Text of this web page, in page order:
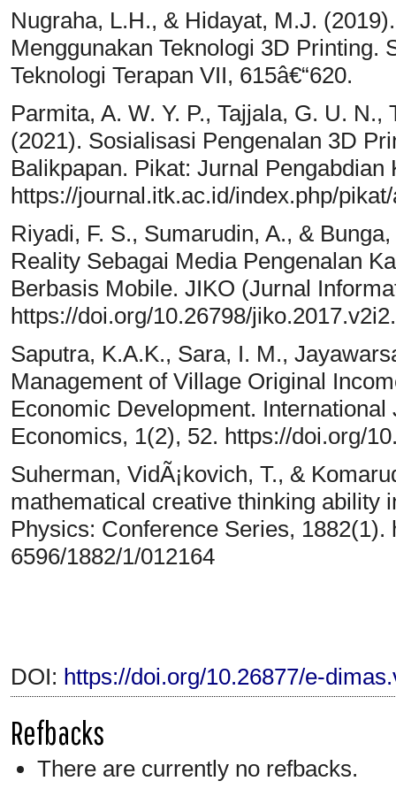
Nugraha, L.H., & Hidayat, M.J.
Menggunakan Teknologi 3D Printing.
Teknologi Terapan VII, 615â€“620.
Parmita, A. W. Y. P., Tajjala, G. U.
(2021). Sosialisasi Pengenalan 3D
Balikpapan. Pikat: Jurnal
https://journal.itk.ac.id/index.php/
Riyadi, F. S., Sumarudin, A., &
Reality Sebagai Media Pengenalan
Berbasis Mobile. JIKO (Jurnal
https://doi.org/10.26798/
Saputra, K.A.K., Sara, I. M.,
Management of Village Original
Economic Development.
Economics, 1(2), 52. https://doi.org/
Suherman, VidÃ¡kovich, T., &
mathematical creative thinking ability
Physics: Conference Series,
6596/1882/1/012164
DOI: https://doi.org/10.26877/e-
Refbacks
There are currently no refbacks.